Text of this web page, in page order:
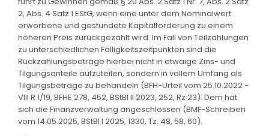
2, Abs. 4 Satz 1 EStG, wenn eine unter dem Nominalwert
erworbene und gestundete Kapitalforderung zu einem
höheren Preis zurückgezahlt wird. Im Fall von Teilzahlungen
zu unterschiedlichen Fälligkeitszeitpunkten sind die
Rückzahlungsbeträge hierbei nicht in etwaige Zins- und
Tilgungsanteile aufzuteilen, sondern in vollem Umfang als
Tilgungsbeträge zu behandeln (BFH-Urteil vom 25.10.2022 -
VIII R 1/19, BFHE 278, 452, BStBl II 2023, 252, Rz 23). Dem hat
sich die Finanzverwaltung angeschlossen (BMF-Schreiben
vom 14.05.2025, BStBl I 2025, 1330, Tz. 48, 58, 60).